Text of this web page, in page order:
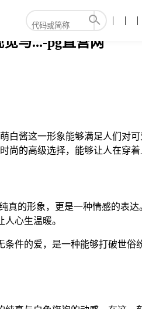
与...-pg直营网
酱这一形象能够满足人们对
的高级选择，能够让人在穿着
的形象，更是一种情感的表
心生温暖。
件的爱，是一种能够打破世